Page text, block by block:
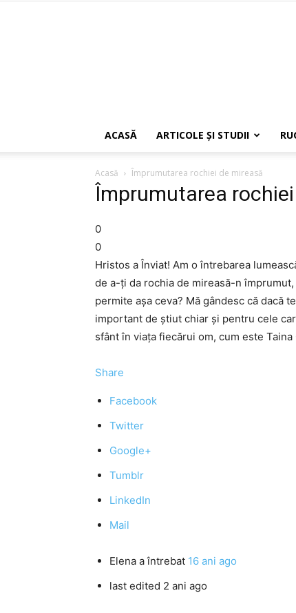
ACASĂ ARTICOLE ŞI STUDII
Acasă Împrumutarea rochiei de mireasă
Împrumutarea
0
0
Hristos a Înviat! Am o întrebarea
de a-ţi da rochia de mireasă-n
permite aşa ceva? Mă gândesc că dacă
important de ştiut chiar şi pentru cele
sfânt în viaţa fiecărui om, cum este
Share
Facebook
Twitter
Google+
Tumblr
LinkedIn
Mail
Elena a întrebat 16 ani ago
last edited 2 ani ago